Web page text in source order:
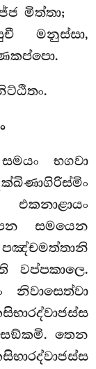
මිත්තා;
මනුස්සා,
භගවා
සමයෙන
වප්පකාලෙ.
තෙන